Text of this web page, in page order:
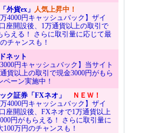
外貨ex」 人気上昇中！
万4000円キャッシュバック】ザイ
座開設後、1万通貨以上の取引で
らえる！ さらに取引量に応じて最
チャンスも！
ネット
3000円キャッシュバック】当サイト
貨以上の取引で現金3000円がもら
ペーン実施中！
ク証券「FXネオ」
ＮＥＷ！
万4000円キャッシュバック】ザイ
座開設後、FXネオで1万通貨以上
円がもらえる！ さらに取引量に
100万円のチャンスも！